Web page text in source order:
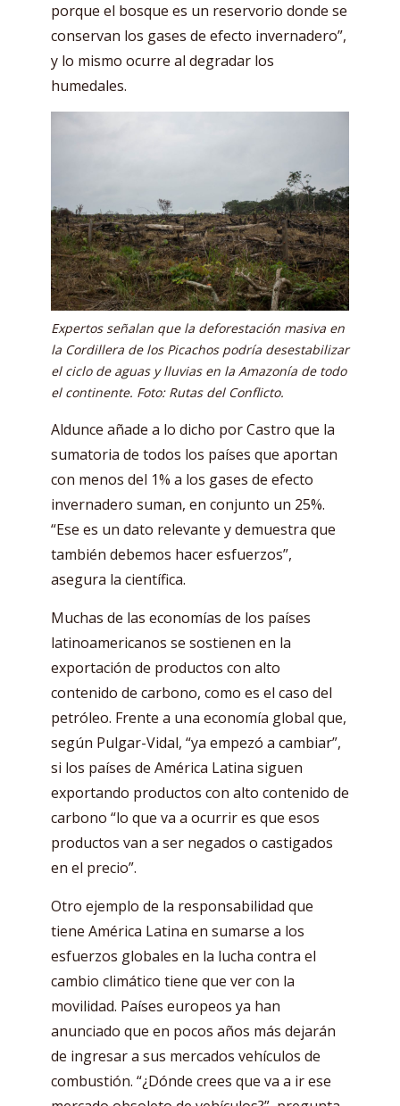
porque el bosque es un reservorio donde se
conservan los gases de efecto invernadero”,
y lo mismo ocurre al degradar los
humedales.
Expertos señalan que la deforestación masiva en
la Cordillera de los Picachos podría desestabilizar
el ciclo de aguas y lluvias en la Amazonía de todo
el continente. Foto: Rutas del Conflicto.
Aldunce añade a lo dicho por Castro que la
sumatoria de todos los países que aportan
con menos del 1% a los gases de efecto
invernadero suman, en conjunto un 25%.
“Ese es un dato relevante y demuestra que
también debemos hacer esfuerzos”,
asegura la científica.
Muchas de las economías de los países
latinoamericanos se sostienen en la
exportación de productos con alto
contenido de carbono, como es el caso del
petróleo. Frente a una economía global que,
según Pulgar-Vidal, “ya empezó a cambiar”,
si los países de América Latina siguen
exportando productos con alto contenido de
carbono “lo que va a ocurrir es que esos
productos van a ser negados o castigados
en el precio”.
Otro ejemplo de la responsabilidad que
tiene América Latina en sumarse a los
esfuerzos globales en la lucha contra el
cambio climático tiene que ver con la
movilidad. Países europeos ya han
anunciado que en pocos años más dejarán
de ingresar a sus mercados vehículos de
combustión. “¿Dónde crees que va a ir ese